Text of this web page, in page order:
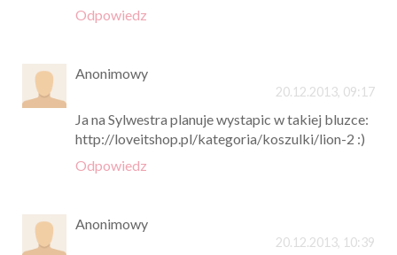
Odpowiedz
Anonimowy
20.12.2013, 09:17
Ja na Sylwestra planuje wystapic w takiej bluzce:
http://loveitshop.pl/kategoria/koszulki/lion-2 :)
Odpowiedz
Anonimowy
20.12.2013, 10:39